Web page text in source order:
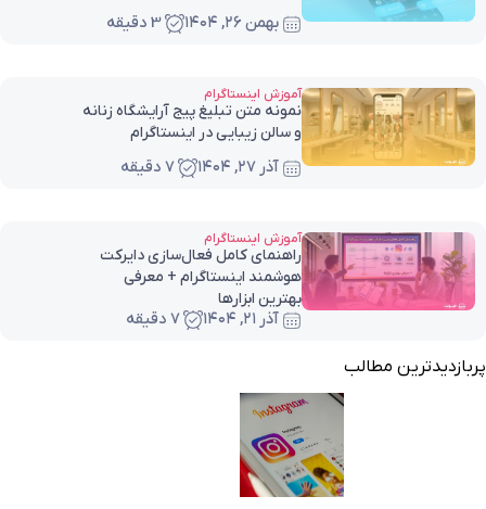
بهمن ۲۶, ۱۴۰۴ 3 دقیقه
آموزش اینستاگرام
نمونه متن تبلیغ پیج آرایشگاه زنانه
و سالن زیبایی در اینستاگرام
آذر ۲۷, ۱۴۰۴ 7 دقیقه
آموزش اینستاگرام
راهنمای کامل فعال‌سازی دایرکت
هوشمند اینستاگرام + معرفی
بهترین ابزارها
آذر ۲۱, ۱۴۰۴ 7 دقیقه
پربازدیدترین مطالب